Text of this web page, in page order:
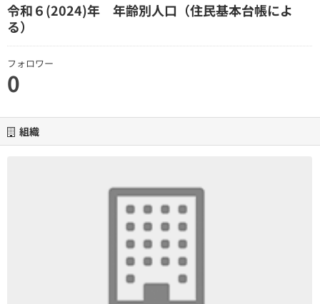
令和６(2024)年 年齢別人口（住民基本台帳によ
る）
フォロワー
0
組織